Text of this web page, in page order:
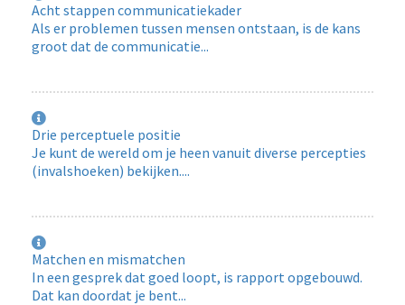
Acht stappen communicatiekader
Als er problemen tussen mensen ontstaan, is de kans
groot dat de communicatie...
Drie perceptuele positie
Je kunt de wereld om je heen vanuit diverse percepties
(invalshoeken) bekijken....
Matchen en mismatchen
In een gesprek dat goed loopt, is rapport opgebouwd.
Dat kan doordat je bent...